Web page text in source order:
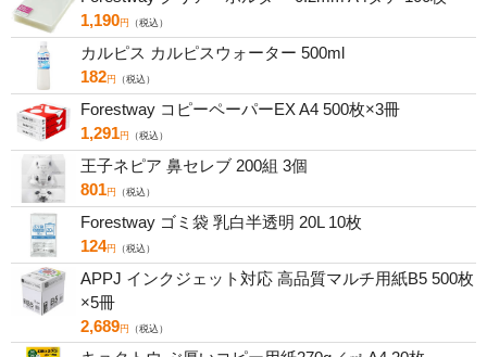
1,190円 （税込）
カルピス カルピスウォーター 500ml
182円 （税込）
Forestway コピーペーパーEX A4 500枚×3冊
1,291円 （税込）
王子ネピア 鼻セレブ 200組 3個
801円 （税込）
Forestway ゴミ袋 乳白半透明 20L 10枚
124円 （税込）
APPJ インクジェット対応 高品質マルチ用紙B5 500枚
×5冊
2,689円 （税込）